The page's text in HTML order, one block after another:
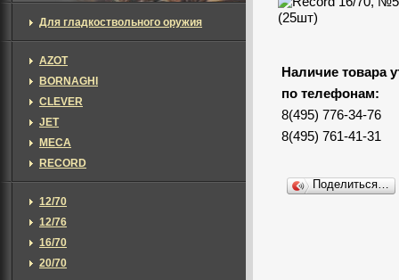
Наличие товара
по телефонам:
8(495) 776-34-76
8(495) 761-41-31
Поделиться…
Для гладкоствольного оружия
AZOT
BORNAGHI
CLEVER
JET
MECA
RECORD
12/70
12/76
16/70
20/70